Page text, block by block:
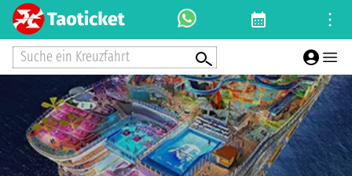
Suche ein Kreuzfahrt